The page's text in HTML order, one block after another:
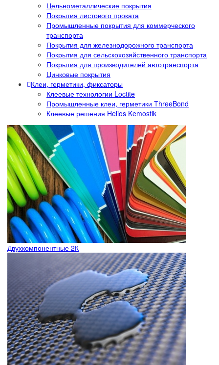
Цельнометаллические покрытия
Покрытия листового проката
Промышленные покрытия для коммерческого
транспорта
Покрытия для железнодорожного транспорта
Покрытия для сельскохозяйственного транспорта
Покрытия для производителей автотранспорта
Цинковые покрытия
Клеи, герметики, фиксаторы
Клеевые технологии Loctite
Промышленные клеи, герметики ThreeBond
Клеевые решения Helios Kemostik
Двухкомпонентные 2К